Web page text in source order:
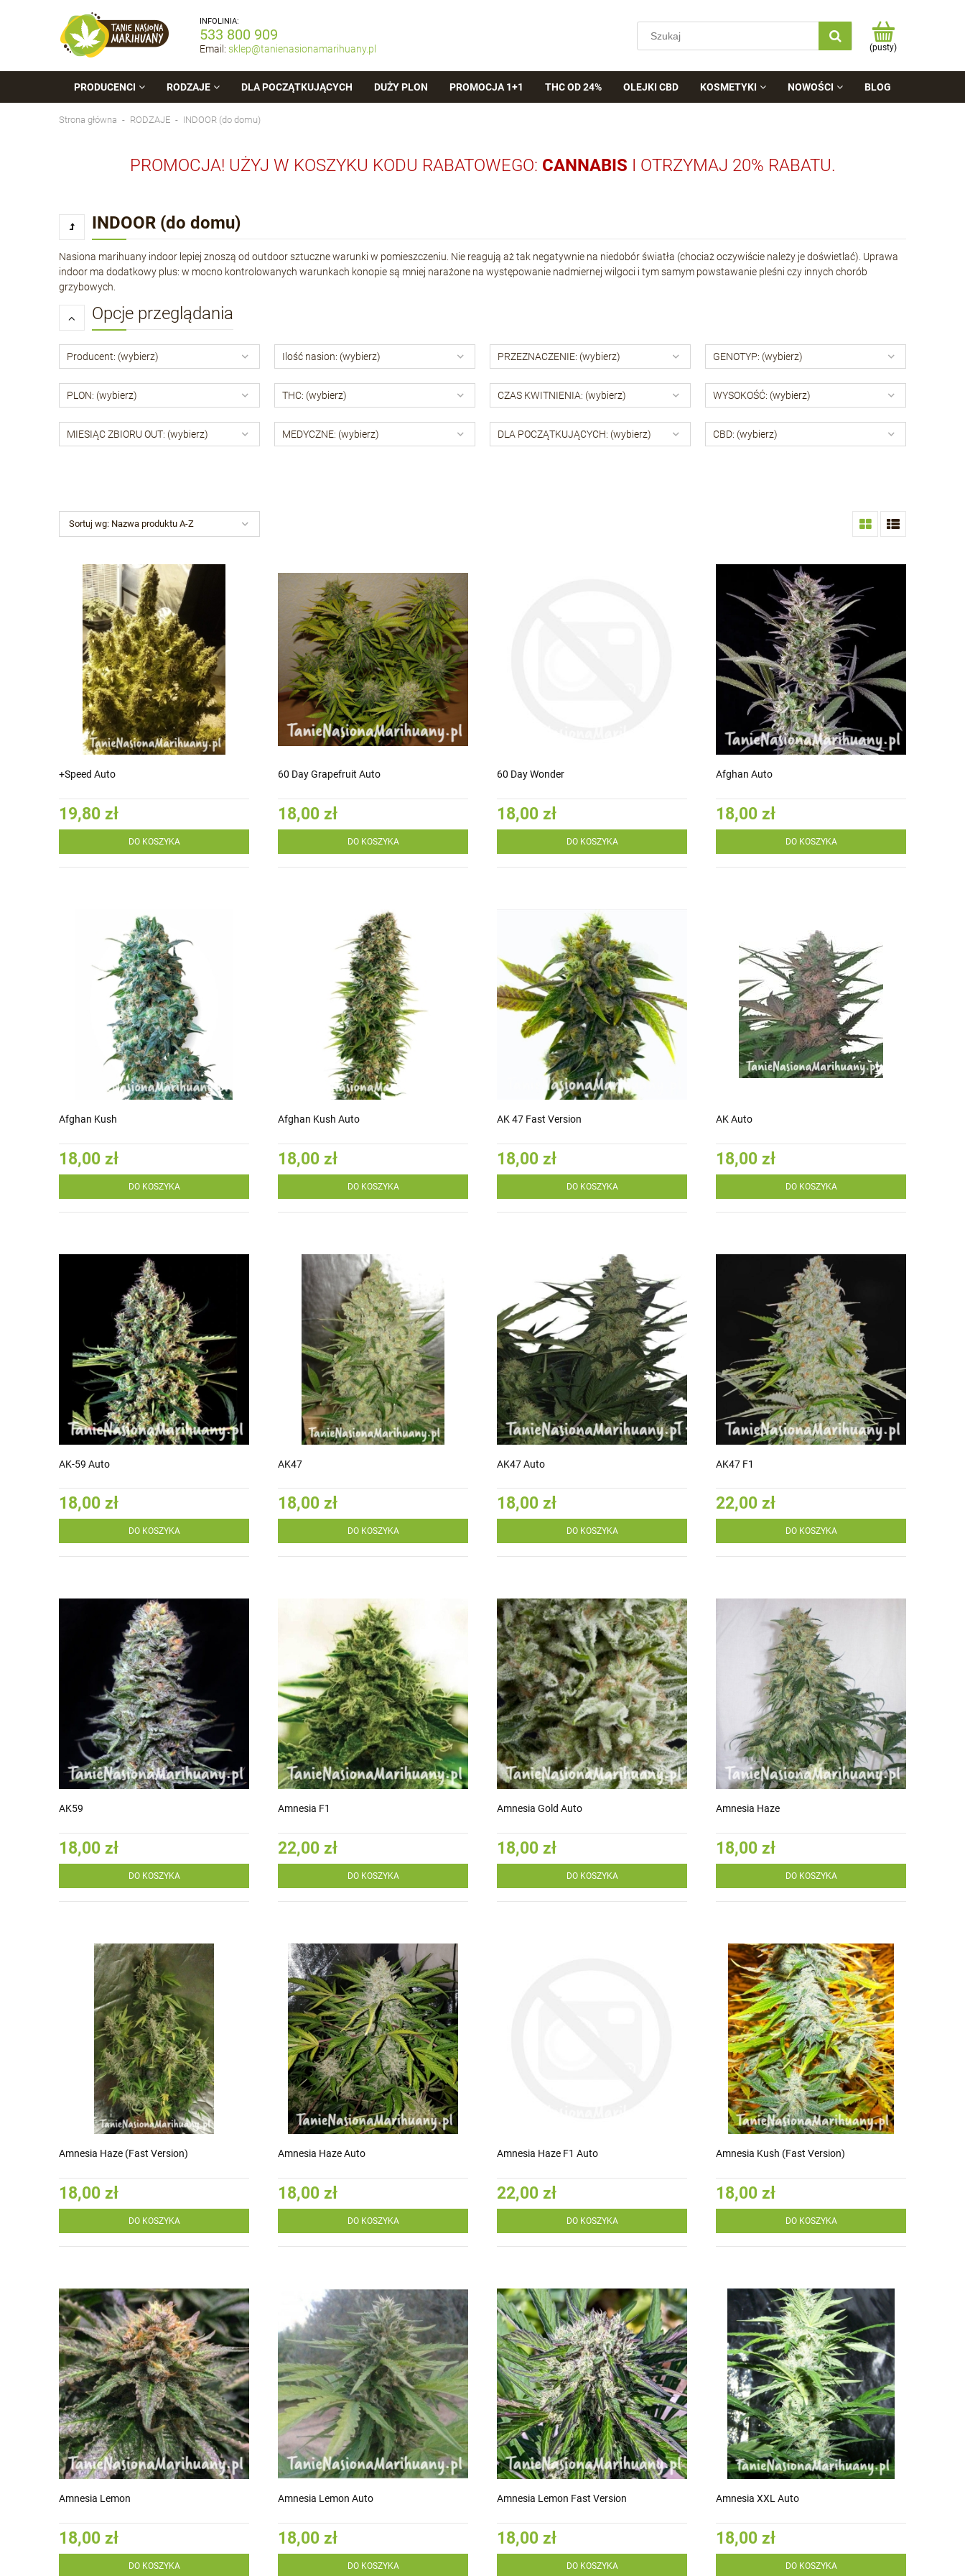
INFOLINIA:
533 800 909
Email: sklep@tanienasionamarihuany.pl (pusty)
PRODUCENCI RODZAJE DLA POCZĄTKUJĄCYCH DUŻY PLON PROMOCJA 1+1 THC OD 24% OLEJKI CBD KOSMETYKI NOWOŚCI BLOG
Strona główna RODZAJE INDOOR (do domu)
PROMOCJA! UŻYJ W KOSZYKU KODU RABATOWEGO: CANNABIS I OTRZYMAJ 20% RABATU.
INDOOR (do domu)
Nasiona marihuany indoor lepiej znoszą od outdoor sztuczne warunki w pomieszczeniu. Nie reagują aż tak negatywnie na niedobór światła (chociaż oczywiście należy je doświetlać). Uprawa
indoor ma dodatkowy plus: w mocno kontrolowanych warunkach konopie są mniej narażone na występowanie nadmiernej wilgoci i tym samym powstawanie pleśni czy innych chorób
grzybowych.
Opcje przeglądania
Producent: (wybierz) Ilość nasion: (wybierz) PRZEZNACZENIE: (wybierz) GENOTYP: (wybierz)
PLON: (wybierz) THC: (wybierz) CZAS KWITNIENIA: (wybierz) WYSOKOŚĆ: (wybierz)
MIESIĄC ZBIORU OUT: (wybierz) MEDYCZNE: (wybierz) DLA POCZĄTKUJĄCYCH: (wybierz) CBD: (wybierz)
Sortuj wg: Nazwa produktu A-Z
+Speed Auto
19,80 zł
DO KOSZYKA
60 Day Grapefruit Auto
18,00 zł
DO KOSZYKA
60 Day Wonder
18,00 zł
DO KOSZYKA
Afghan Auto
18,00 zł
DO KOSZYKA
Afghan Kush
18,00 zł
DO KOSZYKA
Afghan Kush Auto
18,00 zł
DO KOSZYKA
AK 47 Fast Version
18,00 zł
DO KOSZYKA
AK Auto
18,00 zł
DO KOSZYKA
AK-59 Auto
18,00 zł
DO KOSZYKA
AK47
18,00 zł
DO KOSZYKA
AK47 Auto
18,00 zł
DO KOSZYKA
AK47 F1
22,00 zł
DO KOSZYKA
AK59
18,00 zł
DO KOSZYKA
Amnesia F1
22,00 zł
DO KOSZYKA
Amnesia Gold Auto
18,00 zł
DO KOSZYKA
Amnesia Haze
18,00 zł
DO KOSZYKA
Amnesia Haze (Fast Version)
18,00 zł
DO KOSZYKA
Amnesia Haze Auto
18,00 zł
DO KOSZYKA
Amnesia Haze F1 Auto
22,00 zł
DO KOSZYKA
Amnesia Kush (Fast Version)
18,00 zł
DO KOSZYKA
Amnesia Lemon
18,00 zł
DO KOSZYKA
Amnesia Lemon Auto
18,00 zł
DO KOSZYKA
Amnesia Lemon Fast Version
18,00 zł
DO KOSZYKA
Amnesia XXL Auto
18,00 zł
DO KOSZYKA